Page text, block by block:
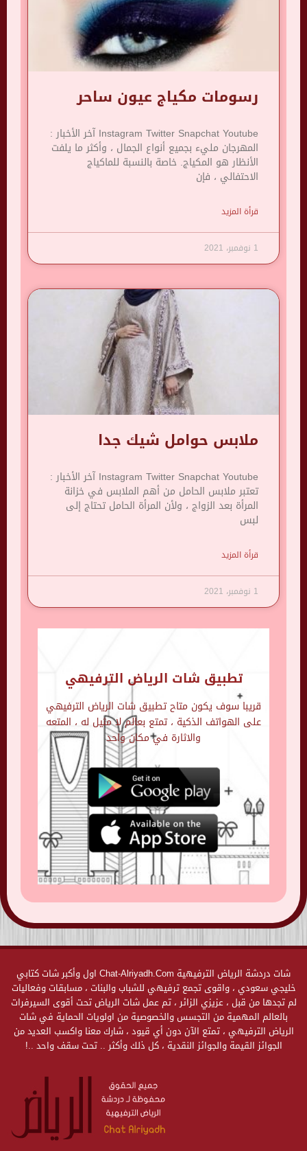
رسومات مكياج عيون ساحر
Instagram Twitter Snapchat Youtube آخر الأخبار :
المهرجان مليء بجميع أنواع الجمال ، وأكثر ما يلفت
الأنظار هو المكياج. خاصة بالنسبة للماكياج
الاحتفالي ، فإن
قرأة المزيد
1 نوفمبر، 2021
ملابس حوامل شيك جدا
Instagram Twitter Snapchat Youtube آخر الأخبار :
تعتبر ملابس الحامل من أهم الملابس في خزانة
المرأة بعد الزواج ، ولأن المرأة الحامل تحتاج إلى
لبس
قرأة المزيد
1 نوفمبر، 2021
تطبيق شات الرياض الترفيهي
قريبا سوف يكون متاح تطبيق شات الرياض الترفيهي
على الهواتف الذكية ، تمتع بعالم لا مثيل له ، المتعه
والاثارة في مكان واحد
شات دردشة الرياض الترفيهية Chat-Alriyadh.Com اول وأكبر شات كتابي
خليجي سعودي ، واقوى تجمع ترفيهي للشباب والبنات ، مسابقات وفعاليات
لم تجدها من قبل ، عزيزي الزائر ، تم عمل شات الرياض تحت أقوى السيرفرات
بالعالم المهمية من التجسس والخصوصية من اولويات الحماية في شات
الرياض الترفيهي ، تمتع الآن دون أي قيود ، شارك معنا واكسب العديد من
الجوائز القيمة والجوائز النقدية ، كل ذلك وأكثر .. تحت سقف واحد ..!